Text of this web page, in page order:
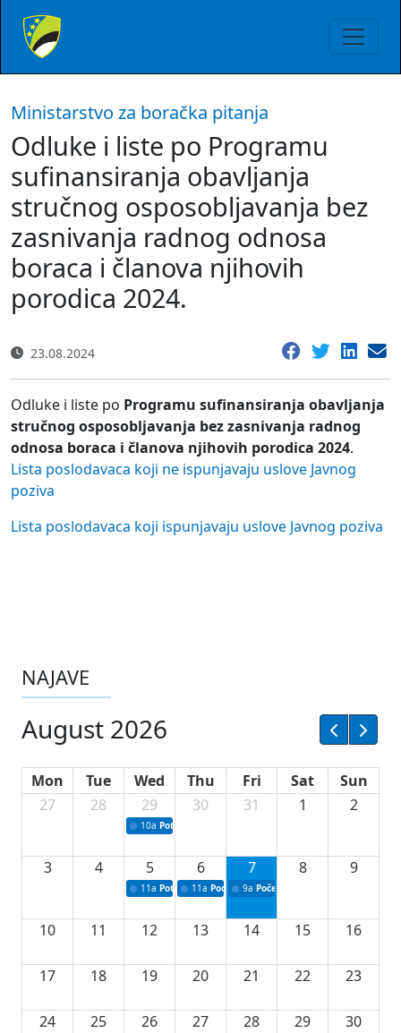
Ministarstvo za boračka pitanja
Odluke i liste po Programu
sufinansiranja obavljanja
stručnog osposobljavanja bez
zasnivanja radnog odnosa
boraca i članova njihovih
porodica 2024.
23.08.2024
Odluke i liste po Programu sufinansiranja obavljanja
stručnog osposobljavanja bez zasnivanja radnog
odnosa boraca i članova njihovih porodica 2024.
Lista poslodavaca koji ne ispunjavaju uslove Javnog
poziva
Lista poslodavaca koji ispunjavaju uslove Javnog poziva
NAJAVE
August 2026
Mon Tue Wed Thu Fri Sat
Sun
27
28 29
10a Potpisivanje ugovora sa neprofitnim
30 31 1 2
3 4 5
11a Potpisivanje ugovora o stipendijama za
6
11a Podrška razvoju vodne infrastrukture u
7
9a Početak izgradnje nove
8 9
10 11 12 13 14 15 16
17 18 19 20 21 22 23
24 25 26 27 28 29 30